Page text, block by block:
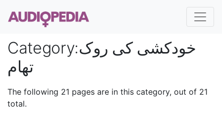
Category:خودکشی کی روک
تھام
The following 21 pages are in this category, out of 21
total.